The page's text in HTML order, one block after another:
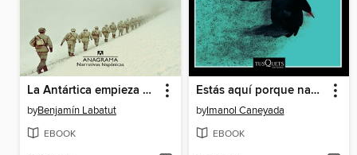
La Antártica empieza aquí
byBenjamín Labatut
EBOOK
Estás aquí porque nadie te quiso de regreso
byImanol Caneyada
EBOOK